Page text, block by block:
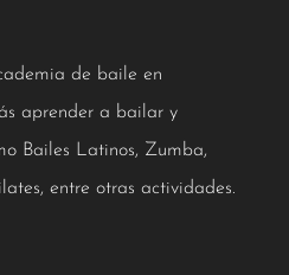
de baile en
aprender a bailar y
Bailes Latinos, Zumba,
entre otras actividades.